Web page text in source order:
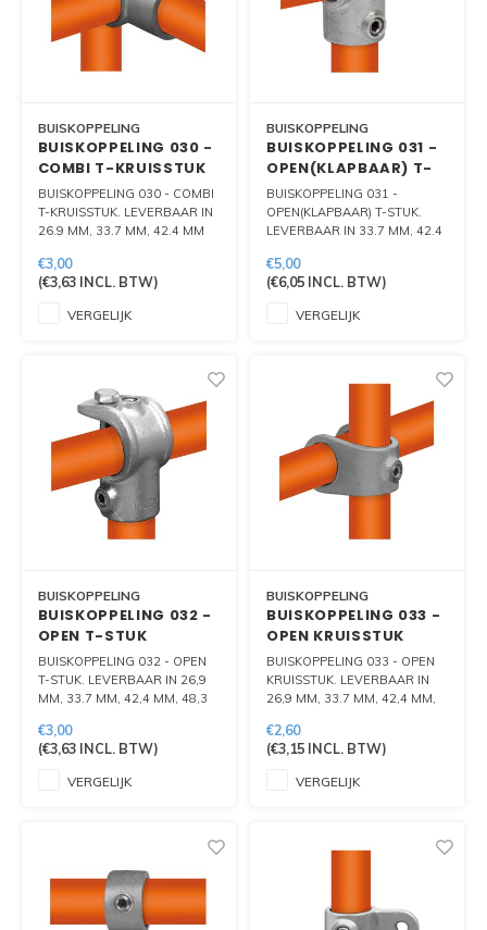
BUISKOPPELING
BUISKOPPELING 030 -
COMBI T-KRUISSTUK
BUISKOPPELING 030 - COMBI
T-KRUISSTUK. LEVERBAAR IN
26.9 MM, 33.7 MM, 42.4 MM
€3,00
(€3,63INCL. BTW)
VERGELIJK
BUISKOPPELING
BUISKOPPELING 031 -
OPEN(KLAPBAAR) T-
STUK
BUISKOPPELING 031 -
OPEN(KLAPBAAR) T-STUK.
LEVERBAAR IN 33.7 MM, 42.4
€5,00
(€6,05 INCL. BTW)
VERGELIJK
BUISKOPPELING
BUISKOPPELING 032 -
OPEN T-STUK
BUISKOPPELING 032 - OPEN
T-STUK. LEVERBAAR IN 26,9
MM, 33.7 MM, 42,4 MM, 48,3
€3,00
(€3,63INCL. BTW)
VERGELIJK
BUISKOPPELING
BUISKOPPELING 033 -
OPEN KRUISSTUK
BUISKOPPELING 033 - OPEN
KRUISSTUK. LEVERBAAR IN
26,9 MM, 33.7 MM, 42,4 MM,
€2,60
(€3,15 INCL. BTW)
VERGELIJK